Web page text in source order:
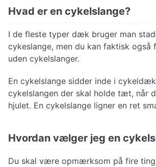
Hvad er en cykelslange?
I de fleste typer dæk bruger man
cykeslange, men du kan faktisk
uden cykelslanger.
En cykelslange sidder inde i
cykelslangen der skal holde tæt, når
hjulet. En cykelslange ligner en ret
Hvordan vælger jeg en
Du skal være opmærksom på fire